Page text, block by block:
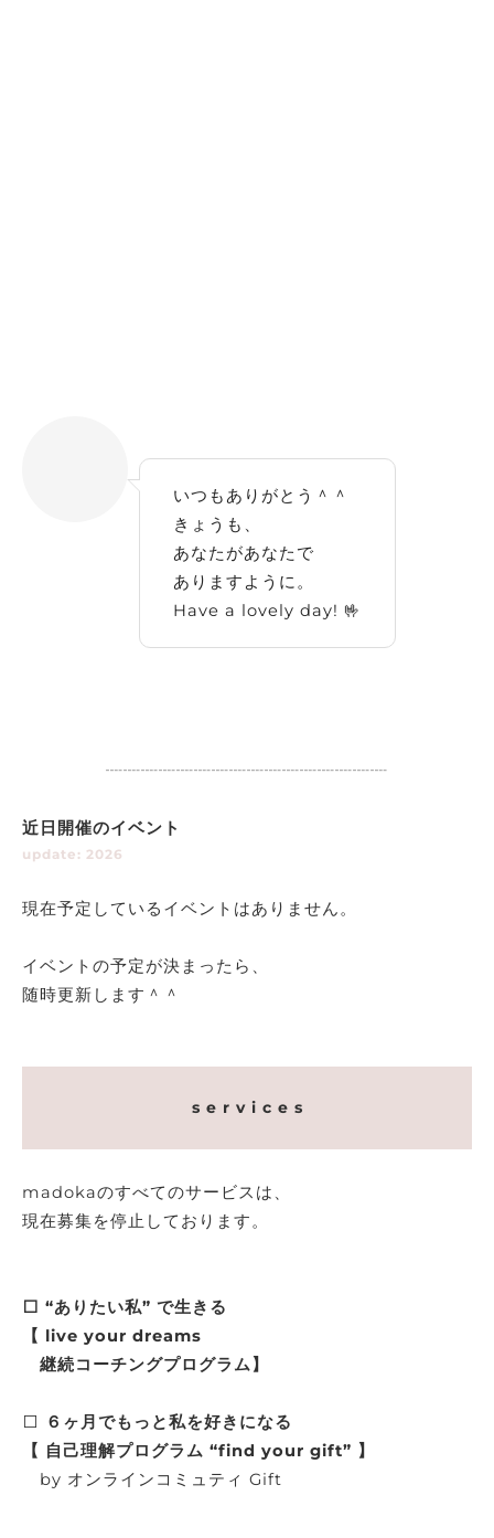
いつもありがとう＾＾
きょうも、
あなたがあなたで
ありますように。
Have a lovely day! 🤟
┈┈┈┈┈┈┈┈┈┈┈┈┈┈┈┈
近日開催のイベント
update: 2026
現在予定しているイベントはありません。
イベントの予定が決まったら、
随時更新します＾＾
s e r v i c e s
madokaのすべてのサービスは、
現在募集を停止しております。
⬜️ “ありたい私” で生きる
【 live your dreams
継続コーチングプログラム】
⬜️
６ヶ月でもっと私を好きになる
【 自己理解プログラム “find your gift” 】
by オンラインコミュティ Gift